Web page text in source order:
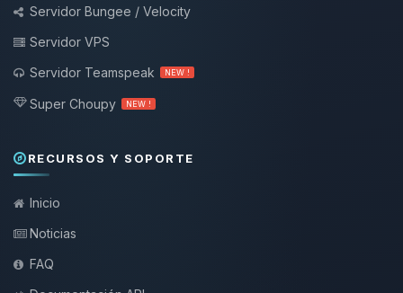
Servidor Bungee / Velocity
Servidor VPS
Servidor Teamspeak
NEW !
Super Choupy NEW !
RECURSOS Y SOPORTE
Inicio
Noticias
FAQ